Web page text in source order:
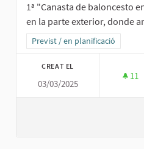
1ª "Canasta de baloncesto
en la parte exterior, donde
Resultats al filtrar per la
Previst / en planificació
CREAT EL
03/03/2025
11